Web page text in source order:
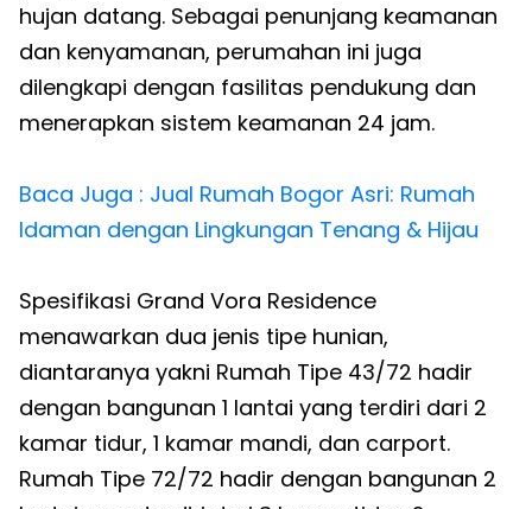
hujan datang. Sebagai penunjang keamanan
dan kenyamanan, perumahan ini juga
dilengkapi dengan fasilitas pendukung dan
menerapkan sistem keamanan 24 jam.
Baca Juga : Jual Rumah Bogor Asri: Rumah
Idaman dengan Lingkungan Tenang & Hijau
Spesifikasi Grand Vora Residence
menawarkan dua jenis tipe hunian,
diantaranya yakni Rumah Tipe 43/72 hadir
dengan bangunan 1 lantai yang terdiri dari 2
kamar tidur, 1 kamar mandi, dan carport.
Rumah Tipe 72/72 hadir dengan bangunan 2